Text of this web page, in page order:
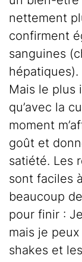
nettement
confirment
sanguines
hépatiques).
Mais le plus
qu’avec la
moment
goût et
satiété. Les
sont faciles
beaucoup
pour finir :
mais je
shakes et